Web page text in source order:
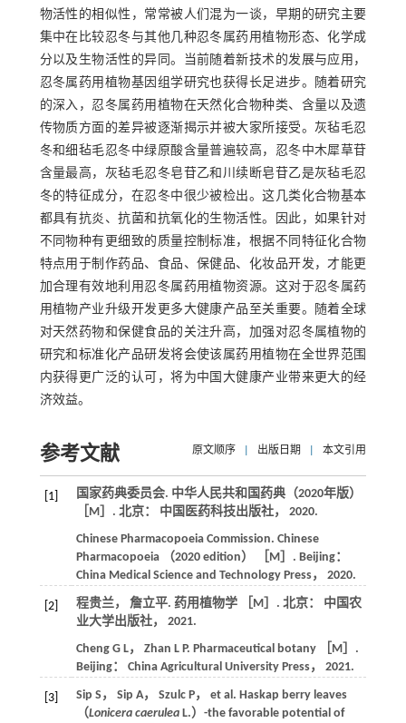
物活性的相似性，常常被人们混为一谈，早期的研究主要
集中在比较忍冬与其他几种忍冬属药用植物形态、化学成
分以及生物活性的异同。当前随着新技术的发展与应用，
忍冬属药用植物基因组学研究也获得长足进步。随着研究
的深入，忍冬属药用植物在天然化合物种类、含量以及遗
传物质方面的差异被逐渐揭示并被大家所接受。灰毡毛忍
冬和细毡毛忍冬中绿原酸含量普遍较高，忍冬中木犀草苷
含量最高，灰毡毛忍冬皂苷乙和川续断皂苷乙是灰毡毛忍
冬的特征成分，在忍冬中很少被检出。这几类化合物基本
都具有抗炎、抗菌和抗氧化的生物活性。因此，如果针对
不同物种有更细致的质量控制标准，根据不同特征化合物
特点用于制作药品、食品、保健品、化妆品开发，才能更
加合理有效地利用忍冬属药用植物资源。这对于忍冬属药
用植物产业升级开发更多大健康产品至关重要。随着全球
对天然药物和保健食品的关注升高，加强对忍冬属植物的
研究和标准化产品研发将会使该属药用植物在全世界范围
内获得更广泛的认可，将为中国大健康产业带来更大的经
济效益。
参考文献 原文顺序 出版日期 本文引用
[1] 国家药典委员会. 中华人民共和国药典（2020年版）
［M］. 北京： 中国医药科技出版社， 2020.
Chinese Pharmacopoeia Commission. Chinese
Pharmacopoeia （2020 edition）
［M］. Beijing：
China Medical Science and Technology Press， 2020.
[2] 程贵兰， 詹立平. 药用植物学［M］. 北京： 中国农
业大学出版社， 2021.
Cheng G L， Zhan L P. Pharmaceutical botany［M］.
Beijing： China Agricultural University Press， 2021.
[3] Sip S ， Sip A， Szulc P， et al . Haskap berry leaves
（Lonicera caeruleaL.）-the favorable potential of